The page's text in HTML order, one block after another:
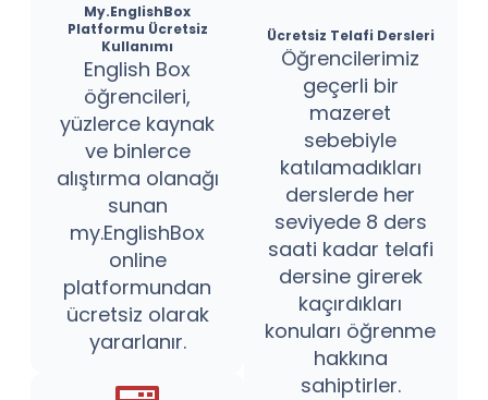
My.EnglishBox
Platformu Ücretsiz
Kullanımı
English Box
öğrencileri,
yüzlerce kaynak
ve binlerce
alıştırma olanağı
sunan
my.EnglishBox
online
platformundan
ücretsiz olarak
yararlanır.
Ücretsiz Telafi Dersleri
Öğrencilerimiz
geçerli bir
mazeret
sebebiyle
katılamadıkları
derslerde her
seviyede 8 ders
saati kadar telafi
dersine girerek
kaçırdıkları
konuları öğrenme
hakkına
sahiptirler.